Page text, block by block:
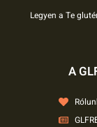
Legyen a Te
A